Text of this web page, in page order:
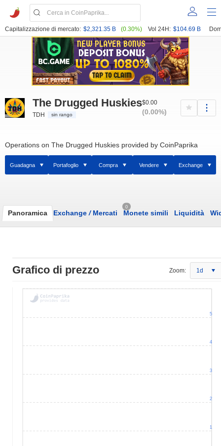
Capitalizzazione di mercato: $2,321.35 B (0.30%) Vol 24H: $104.69 B
The Drugged Huskies
TDH sin rango
$0.00
(0.00%)
Operations on The Drugged Huskies provided by CoinPaprika
Guadagna Portafoglio Compra Vendere Exchange
Panoramica Exchange /Mercati
0
Monete simili Liquidità
Grafico di prezzo Zoom: 1d
1
2
3
4
5